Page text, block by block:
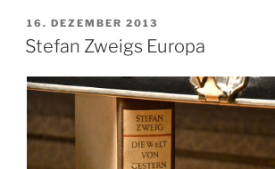
VERÖFFENTLICHT
AM
16. DEZEMBER 2013
Stefan Zweigs Europa